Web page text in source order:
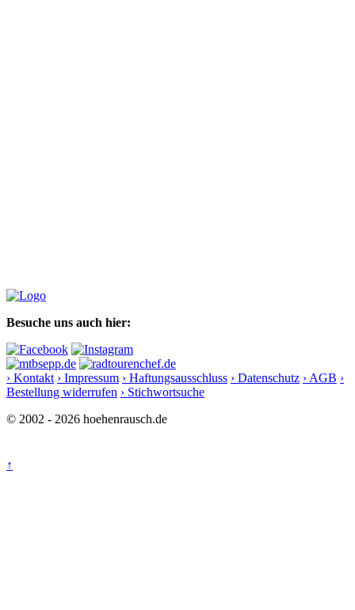
Besuche uns auch hier:
› Kontakt › Impressum › Haftungsausschluss › Datenschutz › AGB ›
Bestellung widerrufen › Stichwortsuche
© 2002 - 2026 hoehenrausch.de
↑